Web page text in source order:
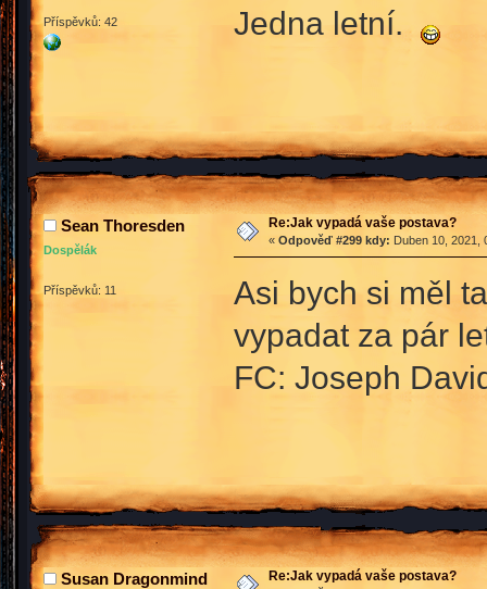
Příspěvků: 42 Jedna letní.
Sean Thoresden
Dospělák
Příspěvků: 11
Re:Jak vypadá vaše postava?
« Odpověď #299 kdy: Duben 10, 2021,
Asi bych si měl
vypadat za pár
FC: Joseph
Susan Dragonmind Re:Jak vypadá vaše postava?